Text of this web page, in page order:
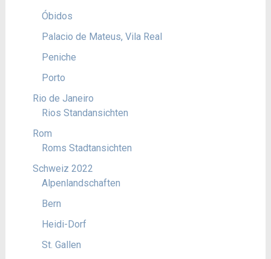
Óbidos
Palacio de Mateus, Vila Real
Peniche
Porto
Rio de Janeiro
Rios Standansichten
Rom
Roms Stadtansichten
Schweiz 2022
Alpenlandschaften
Bern
Heidi-Dorf
St. Gallen